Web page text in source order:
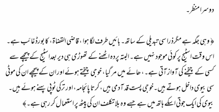
دوسرا منظر۔
﴿ وہی جگہ ہے مگرذرا سی تبدیلی کے ساتھ۔ بائیں طرف لگا ہوا ، قاضی القضاۃ، کا بورڈ غائب ہے۔
اس وقت اسٹیج پر کوئی موجود نہیں ہے۔ البتہ پردہ اٹھنے کے تھوڑی ہی دیر بعداسٹیج کے پیچھے سے
کسی کے چیخنے کی آواز آتی ہے۔، ھائے میں مر گیا، خوجی چیختے ہوئے اور ان کے پیچھے ان کی موٹی
سی بیوی داخل ہوتے ہیں۔خوجی پست قد آدمی ہیں، کرتا پائجامہ، اور ترکی ٹوپی پہنے ہوئے ہیں۔
بیوی کی ایک جوتی اسکے ہاتھ میں ہے جسے وہ بلا تکلف ان کی پیٹھ پر استعمال کر رہی ہے۔﴾